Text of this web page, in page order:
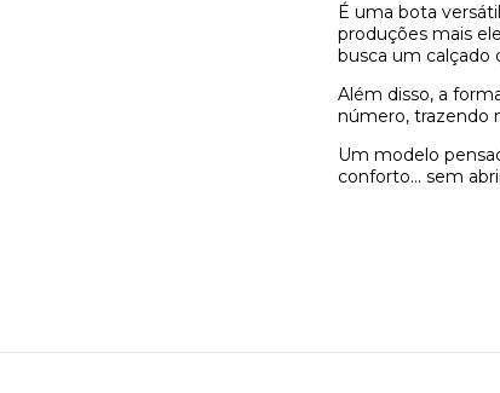
É uma bota
produções mais
busca um calçado
Além disso, a
número, trazendo
Um modelo
conforto… sem